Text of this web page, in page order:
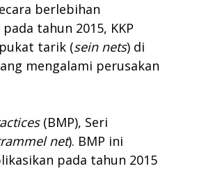
berlebihan
tahun 2015, KKP
tarik (sein nets) di
mengalami perusakan
(BMP), Seri
rammelnet). BMP ini
pada tahun 2015